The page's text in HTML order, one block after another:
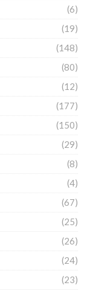
(6)
(19)
(148)
(80)
(12)
(177)
(150)
(29)
(8)
(4)
(67)
(25)
(26)
(24)
(23)